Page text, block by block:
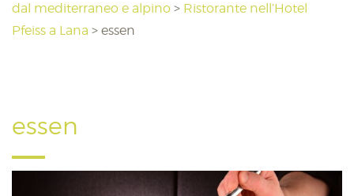
dal mediterraneo e alpino > Ristorante nell’Hotel
Pfeiss a Lana > essen
essen